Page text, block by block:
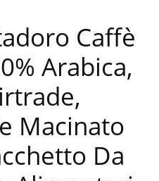
Caffè
Arabica,
Macinato
Da